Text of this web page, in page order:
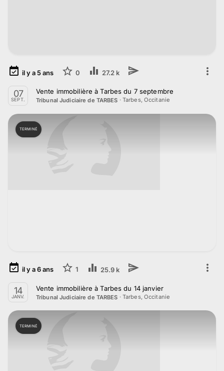
il y a5ans 0 27.2 k
07
SEPT.
Vente immobilière à Tarbes du 7 septembre
Tribunal Judiciaire de TARBES · Tarbes, Occitanie
TERMINÉ
il y a6ans 1 25.9 k
14
JANV.
Vente immobilière à Tarbes du 14 janvier
Tribunal Judiciaire de TARBES · Tarbes, Occitanie
TERMINÉ